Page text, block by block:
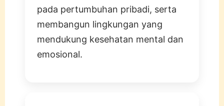
pada pertumbuhan pribadi, serta
membangun lingkungan yang
mendukung kesehatan mental dan
emosional.